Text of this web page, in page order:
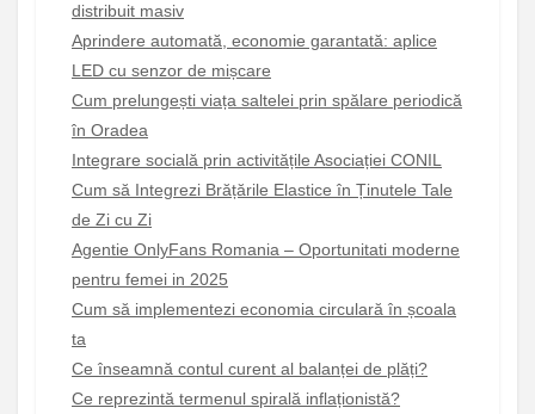
distribuit masiv
Aprindere automată, economie garantată: aplice
LED cu senzor de mișcare
Cum prelungești viața saltelei prin spălare periodică
în Oradea
Integrare socială prin activitățile Asociației CONIL
Cum să Integrezi Brățările Elastice în Ținutele Tale
de Zi cu Zi
Agentie OnlyFans Romania – Oportunitati moderne
pentru femei in 2025
Cum să implementezi economia circulară în școala
ta
Ce înseamnă contul curent al balanței de plăți?
Ce reprezintă termenul spirală inflaționistă?